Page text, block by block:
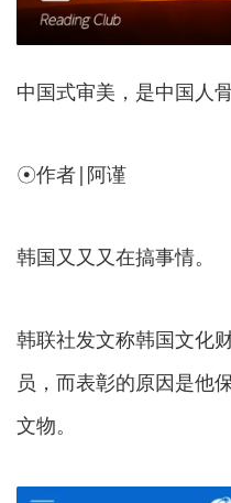
中国式审美，是中国人
☉作者|阿谨
韩国又又又在搞事情。
韩联社发文称韩国文化
员，而表彰的原因是他
文物。